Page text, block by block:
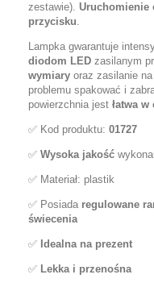
zestawie). Uruchomienie
przycisku.
Lampka gwarantuje
diodom LED zasilanym
wymiary oraz zasilanie
problemu spakować i
powierzchnia jest łatwa
✅ Kod produktu: 01727
✅ Wysoka jakość
✅ Materiał: plastik
✅ Posiada regulowane
świecenia
✅ Idealna na prezent
✅ Lekka i przenośna